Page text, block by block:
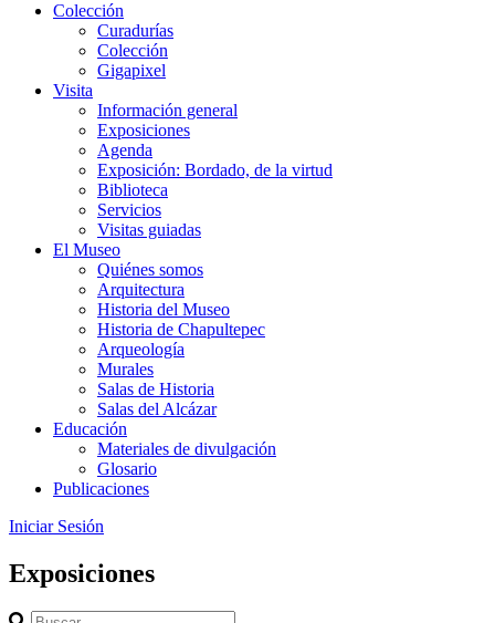
Colección
Curadurías
Colección
Gigapixel
Visita
Información general
Exposiciones
Agenda
Exposición: Bordado, de la virtud
Biblioteca
Servicios
Visitas guiadas
El Museo
Quiénes somos
Arquitectura
Historia del Museo
Historia de Chapultepec
Arqueología
Murales
Salas de Historia
Salas del Alcázar
Educación
Materiales de divulgación
Glosario
Publicaciones
Iniciar Sesión
Exposiciones